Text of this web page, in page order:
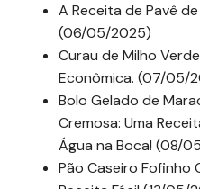
A Receita de Pavê
(06/05/2025)
Curau de Milho
Econômica. (07/05/
Bolo Gelado de
Cremosa: Uma
Água na Boca! (08/
Pão Caseiro Fofinho